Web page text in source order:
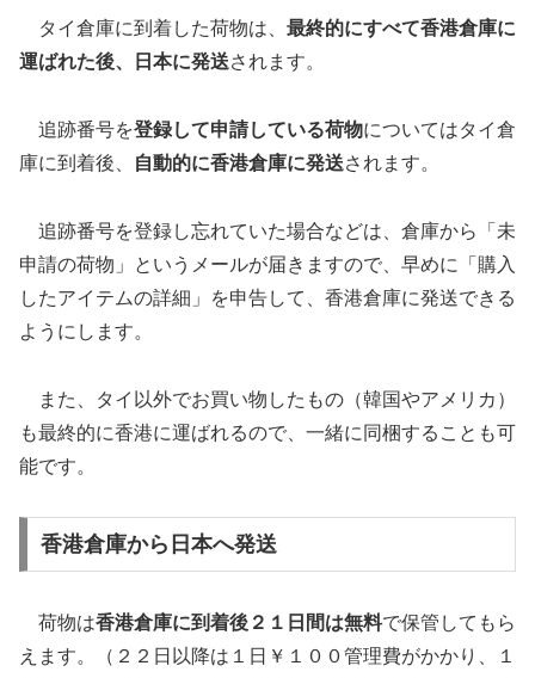
タイ倉庫に到着した荷物は、 最終的にすべて香港倉庫に
運ばれた後、日本に発送されます。
追跡番号を登録して申請している荷物についてはタイ倉
庫に到着後、
自動的に香港倉庫に発送されます。
追跡番号を登録し忘れていた場合などは、倉庫から「未
申請の荷物」というメールが届きますので、早めに「購入
したアイテムの詳細」を申告して、香港倉庫に発送できる
ようにします。
また、タイ以外でお買い物したもの（韓国やアメリカ）
も最終的に香港に運ばれるので、一緒に同梱することも可
能です。
香港倉庫から日本へ発送
荷物は香港倉庫に到着後２１日間は無料で保管してもら
えます。（２２日以降は１日￥１００管理費がかかり、１